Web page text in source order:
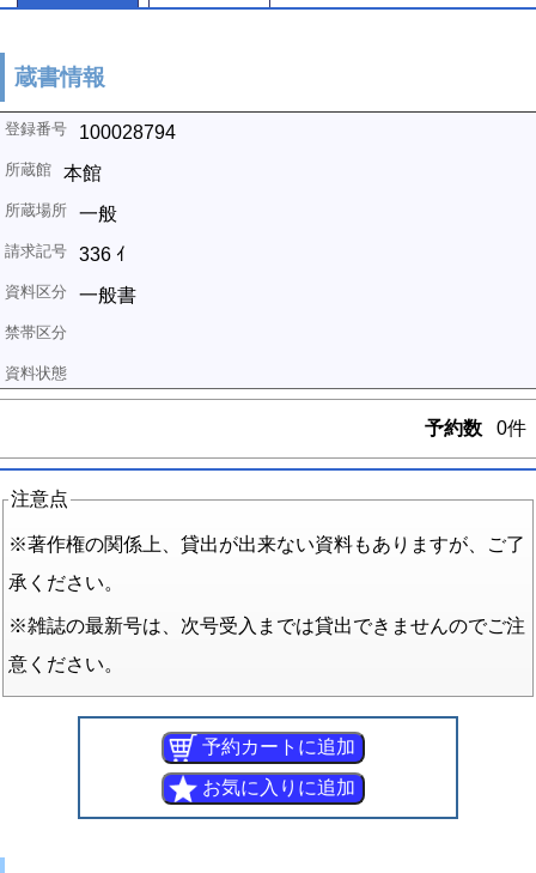
蔵書情報
100028794
本館
一般
336 ｲ
一般書
予約数 0件
注意点
※著作権の関係上、貸出が出来ない資料もありますが、ご了
承ください。
※雑誌の最新号は、次号受入までは貸出できませんのでご注
意ください。